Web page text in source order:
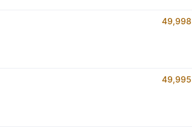
49,998
49,995